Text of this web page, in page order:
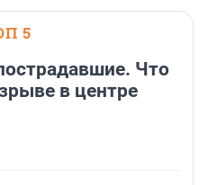
5
Что
в центре